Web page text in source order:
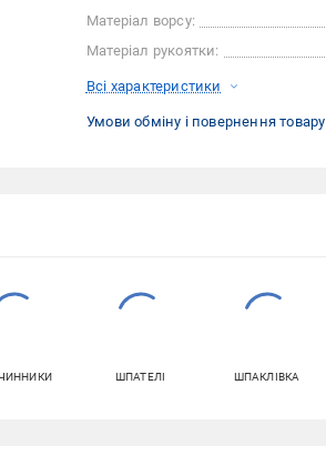
Матеріал ворсу:
Матеріал рукоятки:
Всі характеристики
Умови обміну і повернення товару
ШПАТЕЛІ ШПАКЛІВКА